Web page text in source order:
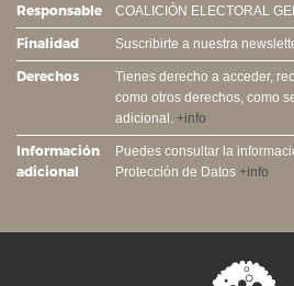
Responsable COALICIÓN ELECTORAL
Finalidad Suscribirte a nuestra
Derechos
Tienes derecho a acceder,
como otros derechos, como
adicional. +info
Información
adicional
Puedes consultar la
Protección de Datos +info